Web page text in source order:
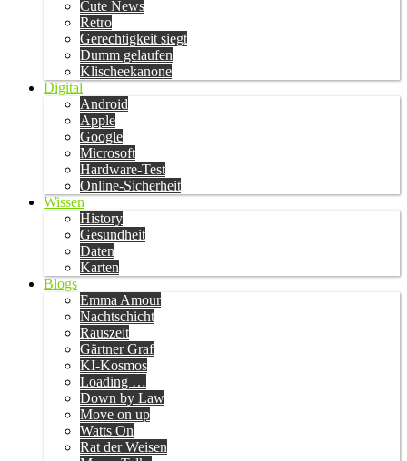
Cute News
Retro
Gerechtigkeit siegt
Dumm gelaufen
Klischeekanone
Digital
Android
Apple
Google
Microsoft
Hardware-Test
Online-Sicherheit
Wissen
History
Gesundheit
Daten
Karten
Blogs
Emma Amour
Nachtschicht
Rauszeit
Gärtner Graf
KI-Kosmos
Loading …
Down by Law
Move on up
Watts On
Rat der Weisen